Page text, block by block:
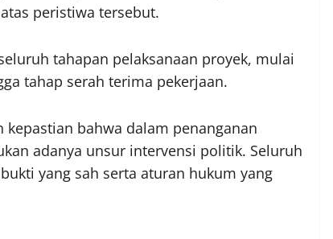
peristiwa tersebut.
tahapan pelaksanaan proyek, mulai
tahap serah terima pekerjaan.
bahwa dalam penanganan
adanya unsur intervensi politik. Seluruh
yang sah serta aturan hukum yang